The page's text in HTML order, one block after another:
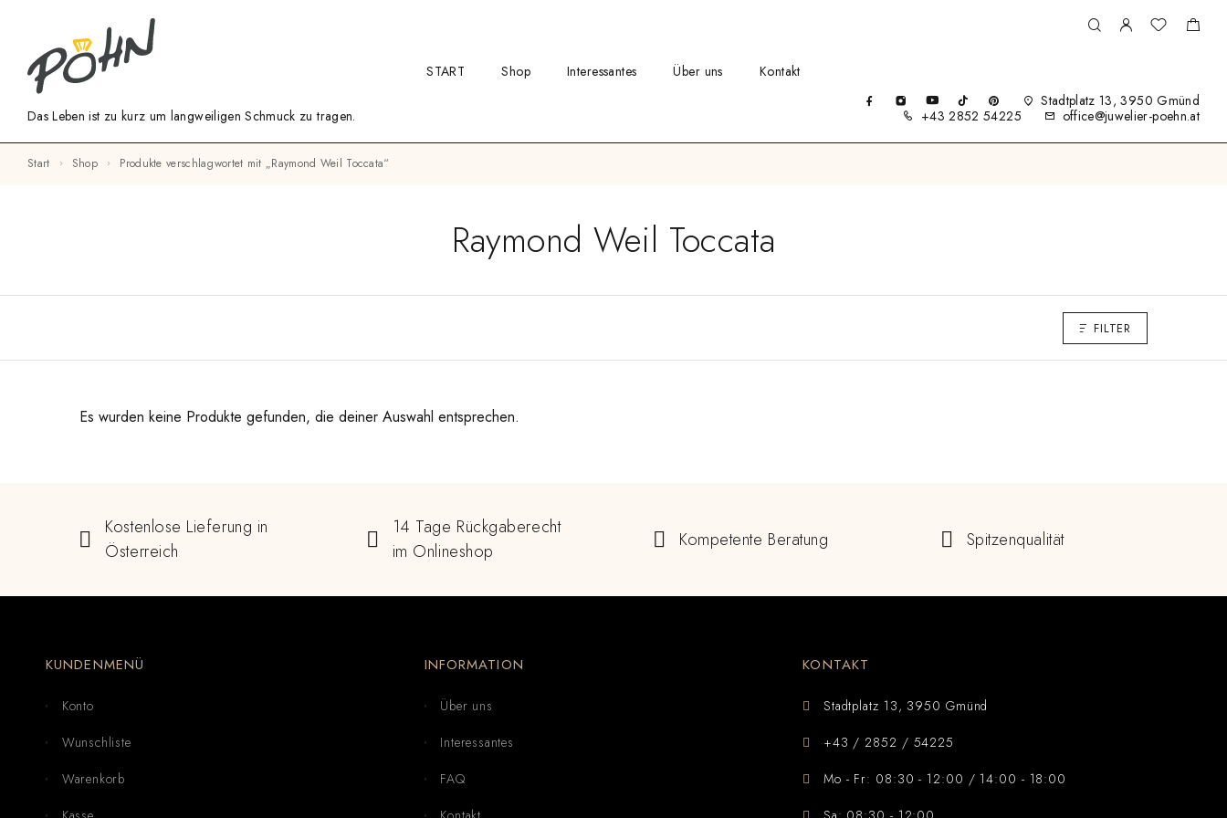
Das Leben ist zu kurz um langweiligen Schmuck zu tragen.
START Shop Interessantes Über uns
Kontakt
Stadtplatz 13, 3950 Gmünd
+43 2852 54225
office@juwelier-poehn.at
Start Shop Produkte verschlagwortet mit „Raymond Weil Toccata“
Raymond Weil Toccata
FILTER
Es wurden keine Produkte gefunden, die deiner Auswahl entsprechen.
Kostenlose Lieferung in
Österreich
14 Tage Rückgaberecht
im Onlineshop
Kompetente Beratung Spitzenqualität
KUNDENMENÜ
Konto
Wunschliste
Warenkorb
INFORMATION
Über uns
Interessantes
FAQ
KONTAKT
Stadtplatz 13, 3950 Gmünd
+43 / 2852 / 54225
Mo - Fr: 08:30 - 12:00 / 14:00 - 18:00